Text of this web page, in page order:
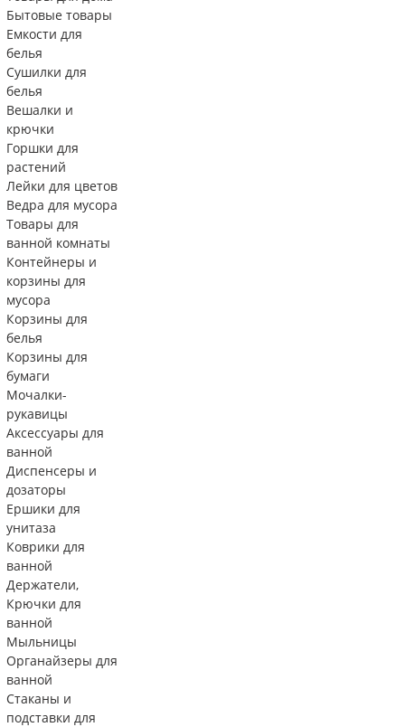
Бытовые товары
Емкости для
белья
Сушилки для
белья
Вешалки и
крючки
Горшки для
растений
Лейки для цветов
Ведра для мусора
Товары для
ванной комнаты
Контейнеры и
корзины для
мусора
Корзины для
белья
Корзины для
бумаги
Мочалки-
рукавицы
Аксессуары для
ванной
Диспенсеры и
дозаторы
Ершики для
унитаза
Коврики для
ванной
Держатели,
Крючки для
ванной
Мыльницы
Органайзеры для
ванной
Стаканы и
подставки для